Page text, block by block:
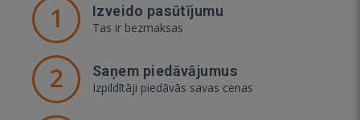
1 Izveido pasūtījumu
Tas ir bezmaksas
2 Saņem piedāvājumus
Izpildītāji piedāvās savas cenas